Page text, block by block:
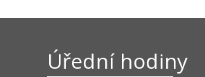
Úřední hodiny